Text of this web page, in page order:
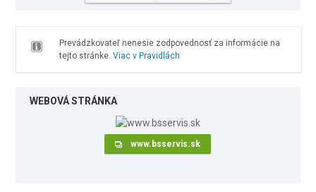
Prevádzkovateľ nenesie zodpovednosť za informácie na
tejto stránke. Viac v Pravidlách
WEBOVÁ STRÁNKA
www.bsservis.sk